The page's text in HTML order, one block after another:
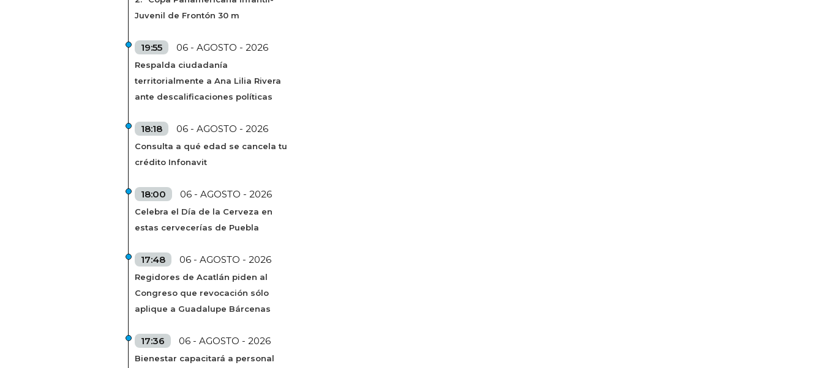
Juvenil de Frontón 30 m
19:55 06 - AGOSTO - 2026
Respalda ciudadanía
territorialmente a Ana Lilia Rivera
ante descalificaciones políticas
18:18 06 - AGOSTO - 2026
Consulta a qué edad se cancela tu
crédito Infonavit
18:00 06 - AGOSTO - 2026
Celebra el Día de la Cerveza en
estas cervecerías de Puebla
17:48 06 - AGOSTO - 2026
Regidores de Acatlán piden al
Congreso que revocación sólo
aplique a Guadalupe Bárcenas
17:36 06 - AGOSTO - 2026
Bienestar capacitará a personal